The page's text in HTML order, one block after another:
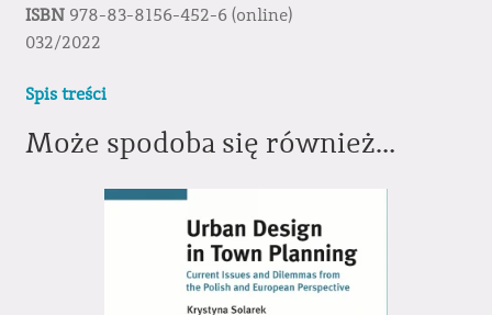
ISBN978-83-8156-452-6 (online)
032/2022
Spis treści
Może spodoba się również…